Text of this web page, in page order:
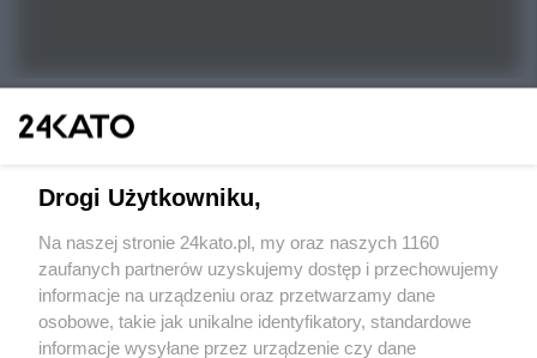
Wydawca mediów lokalnych
Drogi Użytkowniku,
Na naszej stronie 24kato.pl, my oraz naszych 1160
zaufanych partnerów uzyskujemy dostęp i przechowujemy
informacje na urządzeniu oraz przetwarzamy dane
osobowe, takie jak unikalne identyfikatory, standardowe
informacje wysyłane przez urządzenie czy dane